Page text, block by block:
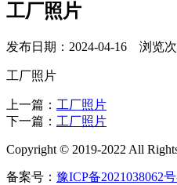
工厂照片
发布日期：2024-04-16 浏览次
工厂照片
上一篇： 工厂照片
下一篇： 工厂照片
Copyright © 2019-2022 All
备案号： 豫ICP备2021038062号